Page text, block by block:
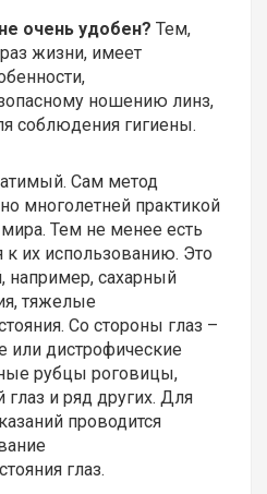
очень удобен? Тем,
жизни, имеет
ношению линз,
соблюдения гигиены.
Сам метод
многолетней практикой
Тем не менее есть
к их использованию. Это
например, сахарный
тяжелые
Со стороны глаз –
или дистрофические
рубцы роговицы,
и ряд других. Для
проводится
глаз.